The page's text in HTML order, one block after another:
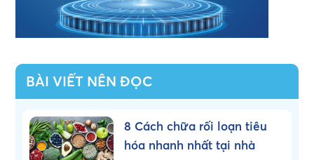
BÀI VIẾT NÊN ĐỌC
8 Cách chữa rối loạn tiêu
hóa nhanh nhất tại nhà